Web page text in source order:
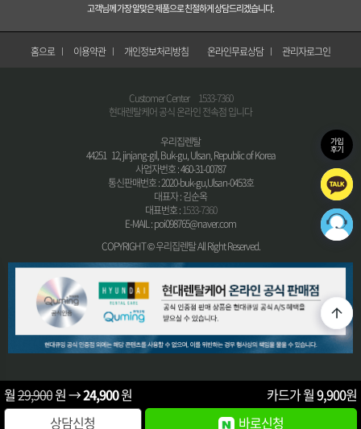
고객님께 가장 알맞은 제품으로 친절하게 상담드리겠습니다.
홈으로 이용약관 개인정보처리방침 온라인무료상담 관리자로그인
Customer Center 1533-7360
현대렌탈케어 공식 온라인 전속점 입니다
우리집렌탈
44251 12, jinjang-gil, Buk-gu, Ulsan, Republic of Korea
사업자번호 : 460-31-00787
통신판매번호 : 2020-buk-gu,Ulsan-0453호
대표자 : 김순옥
대표번호 :1533-7360
E-MAIL : poi098765@naver.com
COPYRIGHT © 우리집렌탈 All Right Reserved.
월29,900원 →24,900원 카드가 월9,900원
상담신청
바로신청
가입
후기